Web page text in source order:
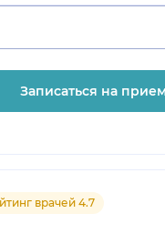
Записаться на прием
врачей 4.7